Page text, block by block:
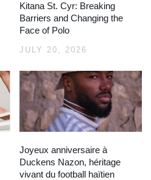
Kitana St. Cyr: Breaking
Barriers and Changing the
Face of Polo
JULY 20, 2026
Joyeux anniversaire à
Duckens Nazon, héritage
vivant du football haïtien